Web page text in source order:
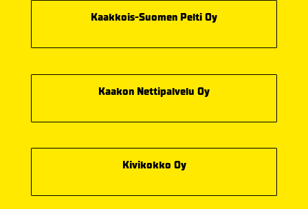
Kaakkois-Suomen Pelti Oy
Kaakon Nettipalvelu Oy
Kivikokko Oy